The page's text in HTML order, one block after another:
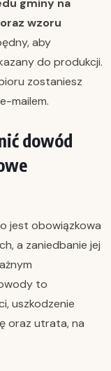
gminy na
wzoru
aby
do produkcji.
zostaniesz
mailem.
dowód
jest obowiązkowa
a zaniedbanie jej
to
uszkodzenie
oraz utrata, na